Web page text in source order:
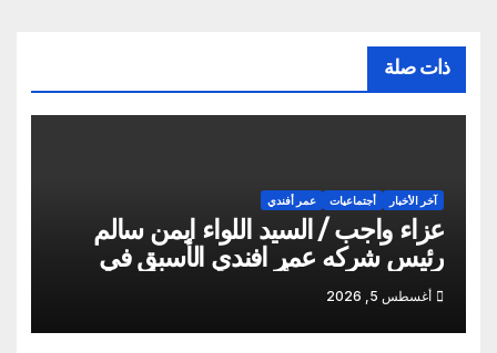
ذات صلة
آخر الأخبار أجتماعيات عمر أفندي
عزاء واجب / السيد اللواء ايمن سالم
رئيس شركه عمر افندي الأسبق في
وفاه المغفور له أخو سيادته م أيمن سالم
أغسطس 5, 2026